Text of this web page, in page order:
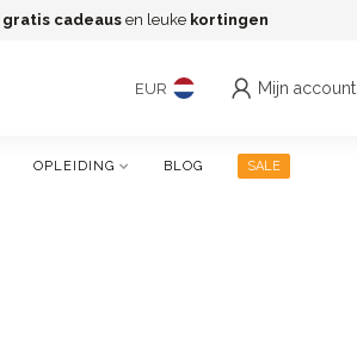
gratis cadeaus en leuke kortingen
EUR Mijn account
OPLEIDING BLOG SALE